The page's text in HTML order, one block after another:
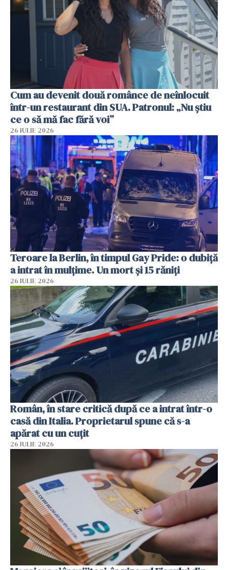
Cum au devenit două românce de neînlocuit
într-un restaurant din SUA. Patronul: „Nu știu
ce o să mă fac fără voi”
26 IULIE 2026
Teroare la Berlin, în timpul Gay Pride: o dubiță
a intrat în mulțime. Un mort și 15 răniți
26 IULIE 2026
Român, în stare critică după ce a intrat într-o
casă din Italia. Proprietarul spune că s-a
apărat cu un cuțit
26 IULIE 2026